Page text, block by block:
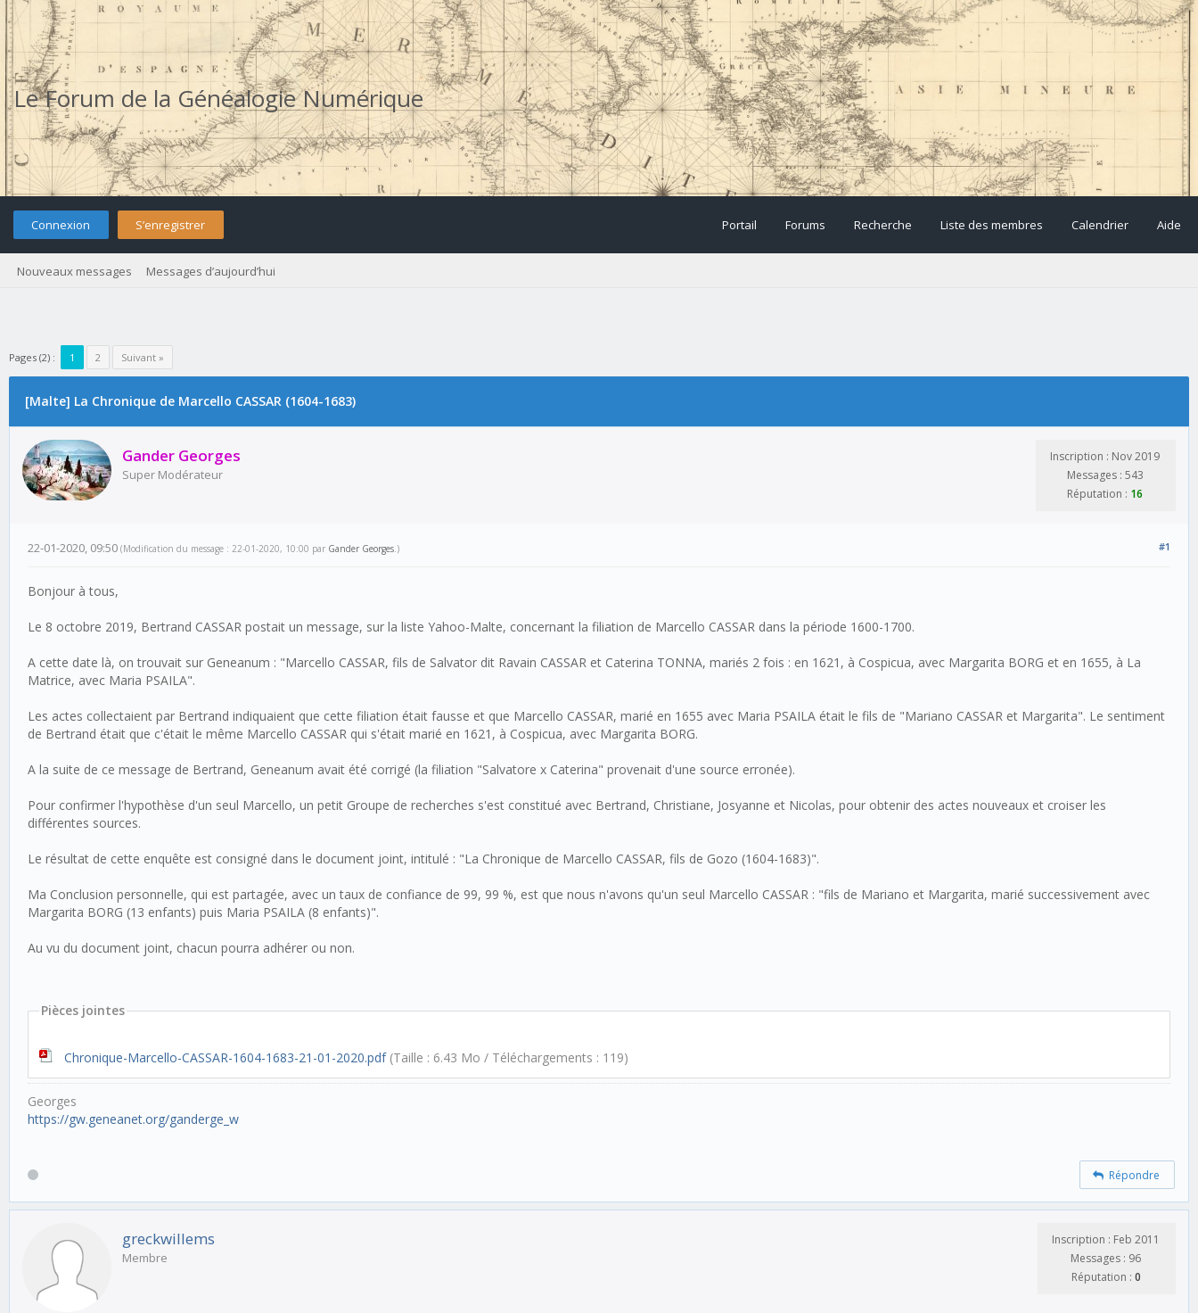
Le Forum de la Généalogie Numérique
Connexion S’enregistrer Portail Forums Recherche Liste des membres Calendrier Aide
Nouveaux messages Messages d’aujourd’hui
Pages (2) : 1 2 Suivant »
[Malte] La Chronique de Marcello CASSAR (1604-1683)
Gander Georges
Super Modérateur
Inscription : Nov 2019
Messages : 543
Réputation : 16
#1
22-01-2020, 09:50 (Modification du message : 22-01-2020, 10:00 par Gander Georges.)
Bonjour à tous,
Le 8 octobre 2019, Bertrand CASSAR postait un message, sur la liste Yahoo-Malte, concernant la filiation de Marcello CASSAR dans la période 1600-1700.
A cette date là, on trouvait sur Geneanum : "Marcello CASSAR, fils de Salvator dit Ravain CASSAR et Caterina TONNA, mariés 2 fois : en 1621, à Cospicua, avec Margarita BORG et en 1655, à La
Matrice, avec Maria PSAILA".
Les actes collectaient par Bertrand indiquaient que cette filiation était fausse et que Marcello CASSAR, marié en 1655 avec Maria PSAILA était le fils de "Mariano CASSAR et Margarita". Le sentiment
de Bertrand était que c'était le même Marcello CASSAR qui s'était marié en 1621, à Cospicua, avec Margarita BORG.
A la suite de ce message de Bertrand, Geneanum avait été corrigé (la filiation "Salvatore x Caterina" provenait d'une source erronée).
Pour confirmer l'hypothèse d'un seul Marcello, un petit Groupe de recherches s'est constitué avec Bertrand, Christiane, Josyanne et Nicolas, pour obtenir des actes nouveaux et croiser les
différentes sources.
Le résultat de cette enquête est consigné dans le document joint, intitulé : "La Chronique de Marcello CASSAR, fils de Gozo (1604-1683)".
Ma Conclusion personnelle, qui est partagée, avec un taux de confiance de 99, 99 %, est que nous n'avons qu'un seul Marcello CASSAR : "fils de Mariano et Margarita, marié successivement avec
Margarita BORG (13 enfants) puis Maria PSAILA (8 enfants)".
Au vu du document joint, chacun pourra adhérer ou non.
Pièces jointes
Chronique-Marcello-CASSAR-1604-1683-21-01-2020.pdf(Taille : 6.43 Mo / Téléchargements : 119)
Georges
https://gw.geneanet.org/ganderge_w
Répondre
greckwillems
Membre
Inscription : Feb 2011
Messages : 96
Réputation : 0